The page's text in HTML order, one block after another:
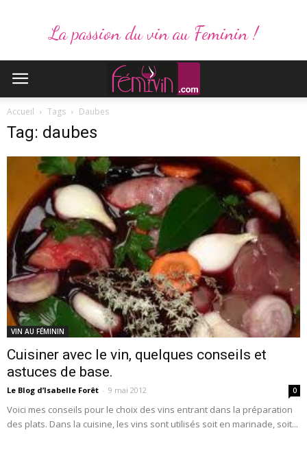
La passion du vin au Feminin !
Accueil Tags Daubes
Tag: daubes
VIN AU FÉMININ
Cuisiner avec le vin, quelques conseils et
astuces de base.
Le Blog d’Isabelle Forêt - 9 mai 2012 0
Voici mes conseils pour le choix des vins entrant dans la préparation
des plats. Dans la cuisine, les vins sont utilisés soit en mari­nade, soit...